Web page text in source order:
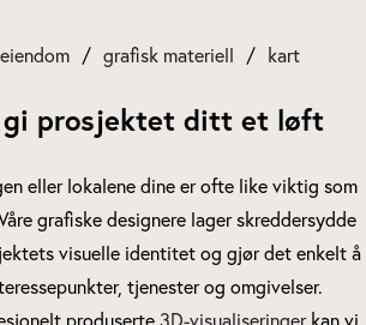
eiendom grafisk materiell kart
gi prosjektet ditt et løft
eller lokalene dine er ofte like viktig som
grafiske designere lager skreddersydde
visuelle identitet og gjør det enkelt å
tjenester og omgivelser.
produserte3D-visualiseringerkan vi